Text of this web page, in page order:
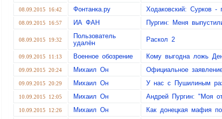
08.09.2015 16:42 Фонтанка.ру Ходаковский: Сурков -
08.09.2015 16:57 ИА ФАН Пургин: Меня
08.09.2015 19:32
Пользователь
удалён
Раскол 2
09.09.2015 11:13 Военное обозрение Кому выгодна ложь
09.09.2015 20:24 Михаил Он Официальное
09.09.2015 20:29 Михаил Он У нас с Пушилиным
10.09.2015 12:05 Михаил Он Андрей Пургин: "Моя
10.09.2015 12:26 Михаил Он Как донецкая мафия